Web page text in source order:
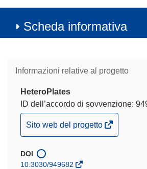
Scheda informativa
Informazioni relative al progetto
HeteroPlates
ID dell’accordo di sovvenzione:
(si
apre
una
Sito web del progetto
DOI
10.3030/949682